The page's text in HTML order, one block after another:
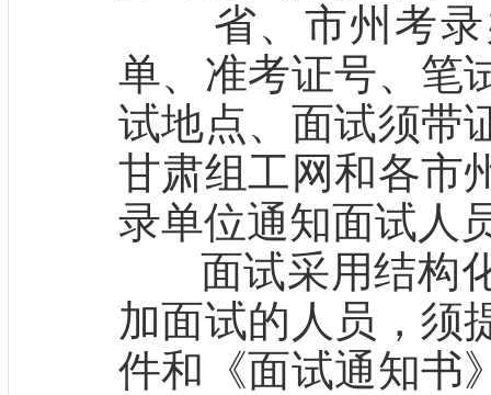
省、市州考录
单、准考证号、笔
试地点、面试须带
甘肃组工网和各市
录单位通知面试人
面试采用结构化
加面试的人员，须
件和《面试通知书